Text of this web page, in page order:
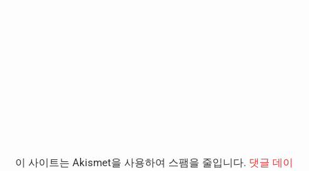
이 사이트는 Akismet을 사용하여 스팸을 줄입니다. 댓글 데이